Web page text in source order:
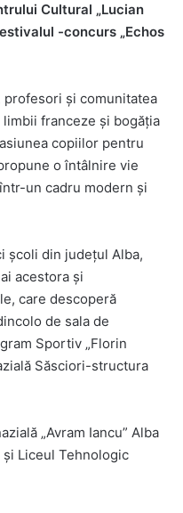
Cultural „Lucian
-concurs „Echos
profesori și comunitatea
franceze și bogăția
copiilor pentru
o întâlnire vie
un cadru modern și
școli din județul Alba,
acestora și
care descoperă
de sala de
Sportiv „Florin
Săsciori-structura
„Avram Iancu” Alba
și Liceul Tehnologic